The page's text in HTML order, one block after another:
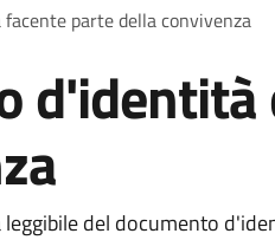
parte della convivenza
del documento